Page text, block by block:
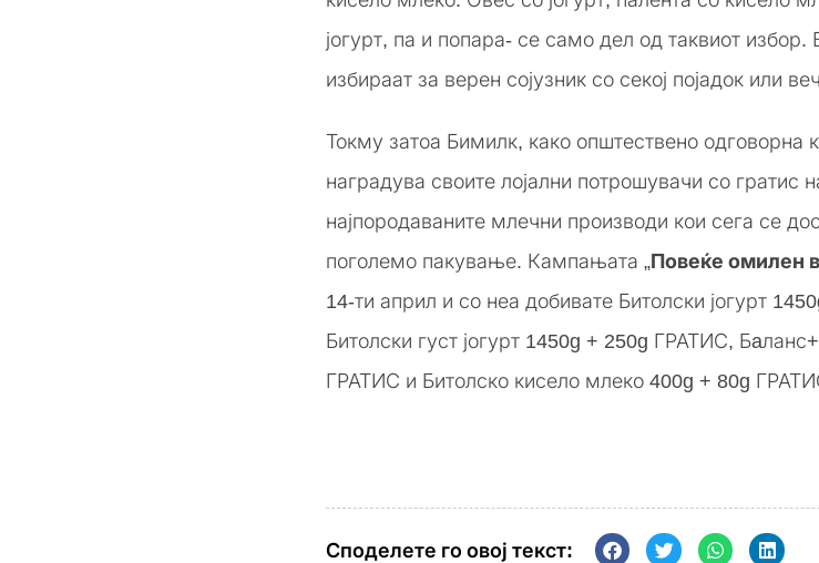
јогурт, па и попара- се само дел од таквиот избор.
избираат за верен сојузник со секој појадок или
Токму затоа Бимилк, како општествено одговорна
наградува своите лојални потрошувачи со гратис
најпородаваните млечни производи кои сега се
поголемо пакување. Кампањата „Повеќе омилен
14-ти април и со неа добивате Битолски јогурт
Битолски густ јогурт 1450g + 250g ГРАТИС,
ГРАТИС и Битолско кисело млеко 400g + 80g
Споделете го овој текст: